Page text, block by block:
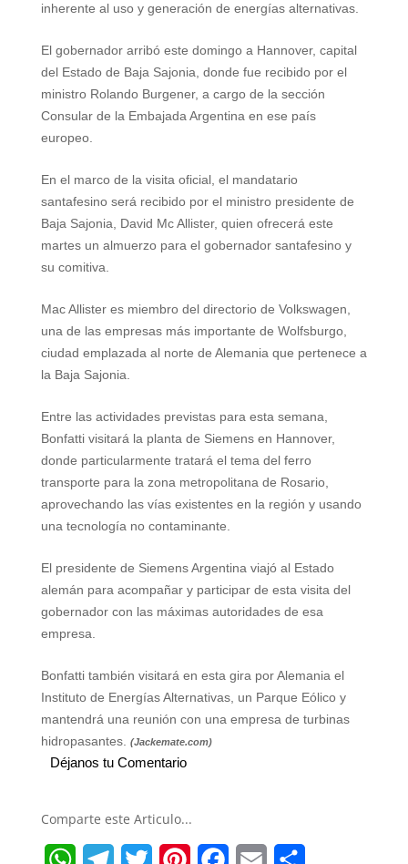
inherente al uso y generación de energías alternativas.
El gobernador arribó este domingo a Hannover, capital
del Estado de Baja Sajonia, donde fue recibido por el
ministro Rolando Burgener, a cargo de la sección
Consular de la Embajada Argentina en ese país
europeo.
En el marco de la visita oficial, el mandatario
santafesino será recibido por el ministro presidente de
Baja Sajonia, David Mc Allister, quien ofrecerá este
martes un almuerzo para el gobernador santafesino y
su comitiva.
Mac Allister es miembro del directorio de Volkswagen,
una de las empresas más importante de Wolfsburgo,
ciudad emplazada al norte de Alemania que pertenece a
la Baja Sajonia.
Entre las actividades previstas para esta semana,
Bonfatti visitará la planta de Siemens en Hannover,
donde particularmente tratará el tema del ferro
transporte para la zona metropolitana de Rosario,
aprovechando las vías existentes en la región y usando
una tecnología no contaminante.
El presidente de Siemens Argentina viajó al Estado
alemán para acompañar y participar de esta visita del
gobernador con las máximas autoridades de esa
empresa.
Bonfatti también visitará en esta gira por Alemania el
Instituto de Energías Alternativas, un Parque Eólico y
mantendrá una reunión con una empresa de turbinas
hidropasantes.
(Jackemate.com)
Déjanos tu Comentario
Comparte este Articulo...
W